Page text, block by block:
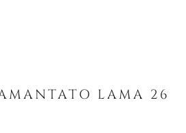
LAMA 26